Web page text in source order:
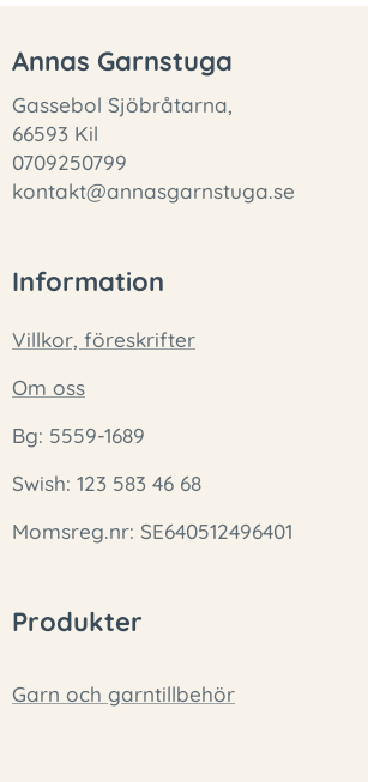
Annas Garnstuga
Gassebol Sjöbråtarna,
66593 Kil
0709250799
kontakt@annasgarnstuga.se
Information
Villkor, föreskrifter
Om oss
Bg: 5559-1689
Swish: 123 583 46 68
Momsreg.nr: SE640512496401
Produkter
Garn och garntillbehör